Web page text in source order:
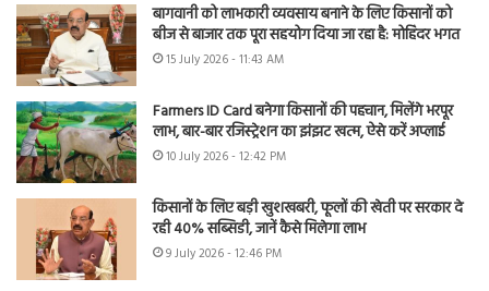
बागवानी को लाभकारी व्यवसाय बनाने के लिए किसानों को
बीज से बाजार तक पूरा सहयोग दिया जा रहा है: मोहिंदर भगत
15 July 2026 - 11:43 AM
Farmers ID Card बनेगा किसानों की पहचान, मिलेंगे भरपूर
लाभ, बार-बार रजिस्ट्रेशन का झंझट खत्म, ऐसे करें अप्लाई
10 July 2026 - 12:42 PM
किसानों के लिए बड़ी खुशखबरी, फूलों की खेती पर सरकार दे
रही 40% सब्सिडी, जानें कैसे मिलेगा लाभ
9 July 2026 - 12:46 PM